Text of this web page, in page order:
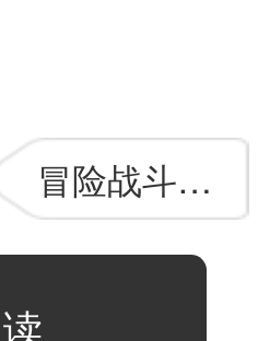
冒险战斗漫画